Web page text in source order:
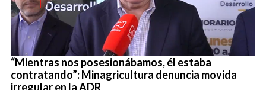
“Mientras nos posesionábamos, él estaba
contratando”: Minagricultura denuncia movida
irregular en la ADR